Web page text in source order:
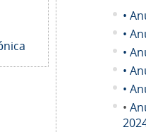
•
•
•
•
•
•